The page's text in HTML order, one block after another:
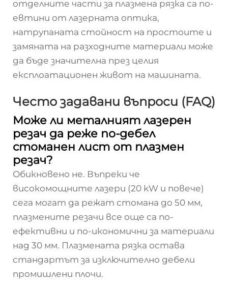
отделните части за плазмена рязка са по-
евтини от лазерната оптика,
натрупаната стойност на простоите и
замяната на разходните материали може
да бъде значителна през целия
експлоатационен живот на машината.
Често задавани въпроси (FAQ)
Може ли металният лазерен
резач да реже по-дебел
стоманен лист от плазмен
резач?
Обикновено не. Въпреки че
високомощните лазери (20 kW и повече)
сега могат да режат стомана до 50 мм,
плазмените резачи все още са по-
ефективни и по-икономични за материали
над 30 мм. Плазмената рязка остава
стандартът за изключително дебели
промишлени плочи.